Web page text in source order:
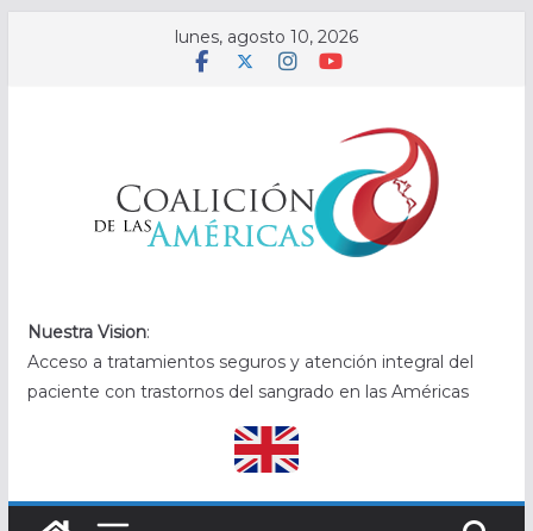
lunes, agosto 10, 2026
Nuestra Vision:
Acceso a tratamientos seguros y atención integral del
paciente con trastornos del sangrado en las Américas